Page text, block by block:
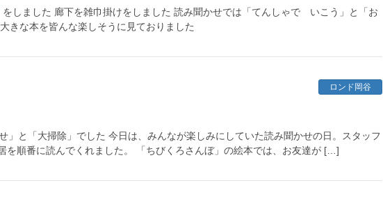
をしました 廊下を雑巾掛けをしました 読み聞かせでは「てんしゃで いこう」と「お
きな本を皆んな楽しそうに見ておりました
ロンド岡谷
」と「大掃除」でした 今日は、みんなが楽しみにしていた読み聞かせの日。スタッフ
を順番に読んでくれました。 「ちびくろさんぼ」の絵本では、お友達が […]